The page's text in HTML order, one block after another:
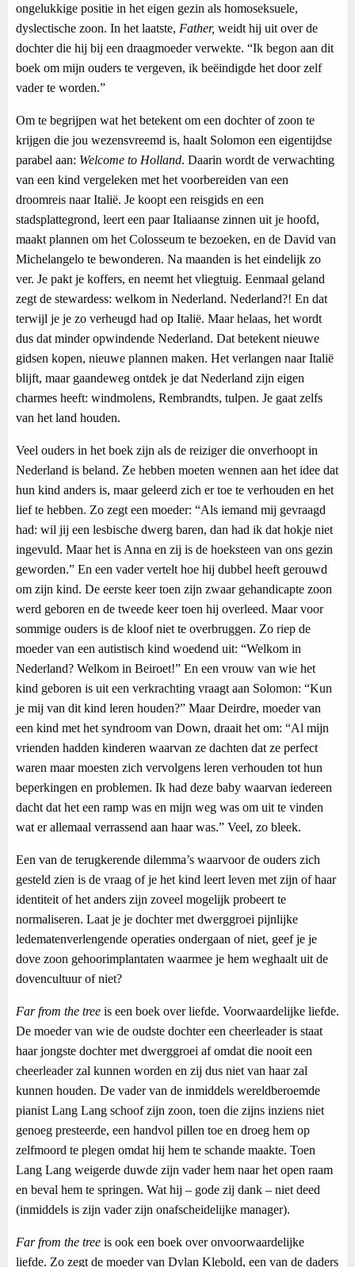
ongelukkige positie in het eigen gezin als homoseksuele,
dyslectische zoon. In het laatste, Father, weidt hij uit over de
dochter die hij bij een draagmoeder verwekte. “Ik begon aan dit
boek om mijn ouders te vergeven, ik beëindigde het door zelf
vader te worden.”
Om te begrijpen wat het betekent om een dochter of zoon te
krijgen die jou wezensvreemd is, haalt Solomon een eigentijdse
parabel aan: Welcome to Holland. Daarin wordt de verwachting
van een kind vergeleken met het voorbereiden van een
droomreis naar Italië. Je koopt een reisgids en een
stadsplattegrond, leert een paar Italiaanse zinnen uit je hoofd,
maakt plannen om het Colosseum te bezoeken, en de David van
Michelangelo te bewonderen. Na maanden is het eindelijk zo
ver. Je pakt je koffers, en neemt het vliegtuig. Eenmaal geland
zegt de stewardess: welkom in Nederland. Nederland?! En dat
terwijl je je zo verheugd had op Italië. Maar helaas, het wordt
dus dat minder opwindende Nederland. Dat betekent nieuwe
gidsen kopen, nieuwe plannen maken. Het verlangen naar Italië
blijft, maar gaandeweg ontdek je dat Nederland zijn eigen
charmes heeft: windmolens, Rembrandts, tulpen. Je gaat zelfs
van het land houden.
Veel ouders in het boek zijn als de reiziger die onverhoopt in
Nederland is beland. Ze hebben moeten wennen aan het idee dat
hun kind anders is, maar geleerd zich er toe te verhouden en het
lief te hebben. Zo zegt een moeder: “Als iemand mij gevraagd
had: wil jij een lesbische dwerg baren, dan had ik dat hokje niet
ingevuld. Maar het is Anna en zij is de hoeksteen van ons gezin
geworden.” En een vader vertelt hoe hij dubbel heeft gerouwd
om zijn kind. De eerste keer toen zijn zwaar gehandicapte zoon
werd geboren en de tweede keer toen hij overleed. Maar voor
sommige ouders is de kloof niet te overbruggen. Zo riep de
moeder van een autistisch kind woedend uit: “Welkom in
Nederland? Welkom in Beiroet!” En een vrouw van wie het
kind geboren is uit een verkrachting vraagt aan Solomon: “Kun
je mij van dit kind leren houden?” Maar Deirdre, moeder van
een kind met het syndroom van Down, draait het om: “Al mijn
vrienden hadden kinderen waarvan ze dachten dat ze perfect
waren maar moesten zich vervolgens leren verhouden tot hun
beperkingen en problemen. Ik had deze baby waarvan iedereen
dacht dat het een ramp was en mijn weg was om uit te vinden
wat er allemaal verrassend aan haar was.” Veel, zo bleek.
Een van de terugkerende dilemma’s waarvoor de ouders zich
gesteld zien is de vraag of je het kind leert leven met zijn of haar
identiteit of het anders zijn zoveel mogelijk probeert te
normaliseren. Laat je je dochter met dwerggroei pijnlijke
ledematenverlengende operaties ondergaan of niet, geef je je
dove zoon gehoorimplantaten waarmee je hem weghaalt uit de
dovencultuur of niet?
Far from the tree is een boek over liefde. Voorwaardelijke liefde.
De moeder van wie de oudste dochter een cheerleader is staat
haar jongste dochter met dwerggroei af omdat die nooit een
cheerleader zal kunnen worden en zij dus niet van haar zal
kunnen houden. De vader van de inmiddels wereldberoemde
pianist Lang Lang schoof zijn zoon, toen die zijns inziens niet
genoeg presteerde, een handvol pillen toe en droeg hem op
zelfmoord te plegen omdat hij hem te schande maakte. Toen
Lang Lang weigerde duwde zijn vader hem naar het open raam
en beval hem te springen. Wat hij – gode zij dank – niet deed
(inmiddels is zijn vader zijn onafscheidelijke manager).
Far from the tree is ook een boek over onvoorwaardelijke
liefde. Zo zegt de moeder van Dylan Klebold, een van de daders